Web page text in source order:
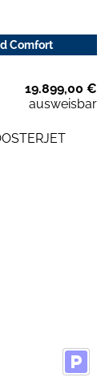
Comfort
19.899,00 €
ausweisbar